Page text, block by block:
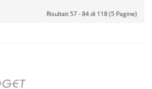
Risultati 57 - 84 di 118 (5 Pagine)